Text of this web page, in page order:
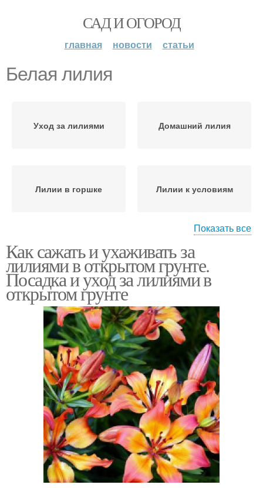
САД И ОГОРОД
главная новости статьи
Белая лилия
Уход за лилиями Домашний лилия
Лилии в горшке Лилии к условиям
условиях
грунте
Показать все
Как сажать и ухаживать за
лилиями в открытом грунте.
Посадка и уход за лилиями в
открытом грунте